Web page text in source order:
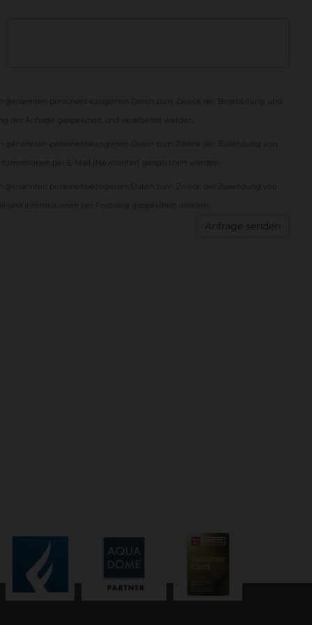
genannten personenbezogenen Daten zum Zweck der Bearbeitung und
der Anfrage gespeichert und verarbeitet werden.
genannten personenbezogenen Daten zum Zweck der Zusendung von
per E-Mail (Newsletter) gespeichert werden.
genannten personenbezogenen Daten zum Zweck der Zusendung von
und Informationen per Postweg gespeichert werden.
Anfrage senden